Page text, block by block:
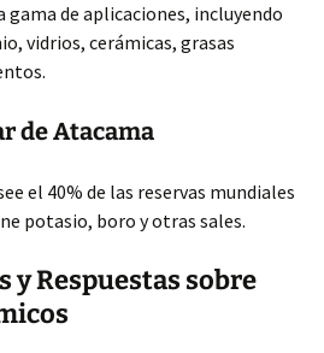
de aplicaciones, incluyendo
vidrios, cerámicas, grasas
de Atacama
el 40% de las reservas mundiales
potasio, boro y otras sales.
y Respuestas sobre